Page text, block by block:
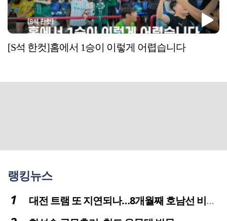
[S석 한컷]홈에서 1승이 이렇게 어렵습니다
랭킹뉴스
대전 트램 또 지연되나…8개월째 호남선 비개착공사 시공사 선정 난항